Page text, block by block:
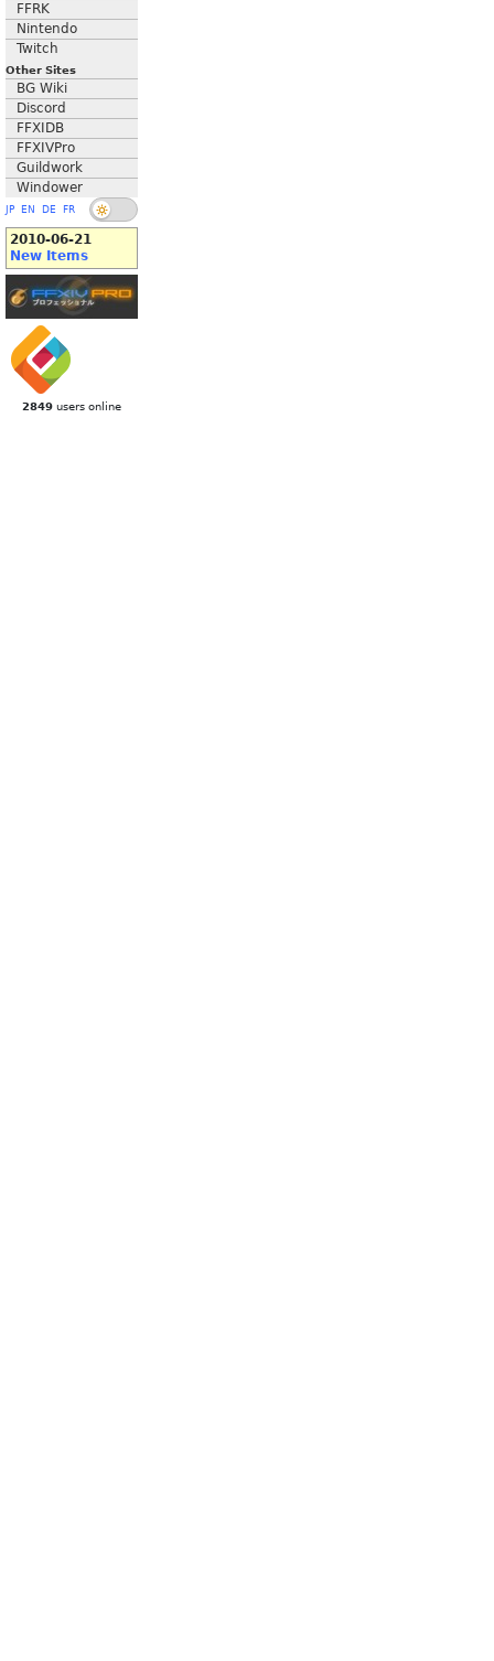
FFRK
Nintendo
Twitch
Other Sites
BG Wiki
Discord
FFXIDB
FFXIVPro
Guildwork
Windower
JP EN DE FR
2010-06-21
New Items
2849 users online